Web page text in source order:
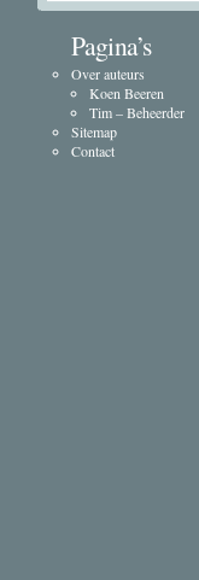
Pagina’s
Over auteurs
Koen Beeren
Tim – Beheerder
Sitemap
Contact